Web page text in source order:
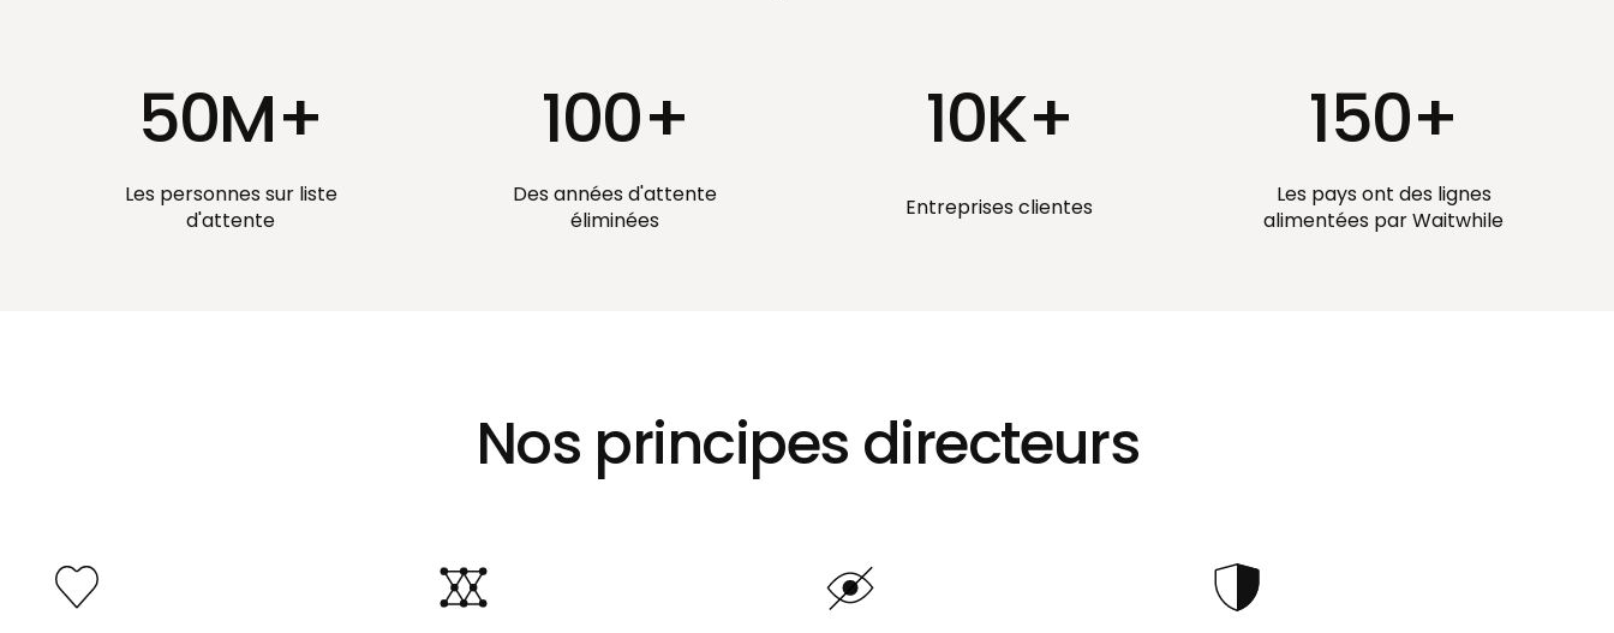
50M+ 100+ 10K+ 150+
Les personnes sur liste
d'attente
Des années d'attente
éliminées
Entreprises clientes
Les pays ont des lignes
alimentées par Waitwhile
Nos principes directeurs